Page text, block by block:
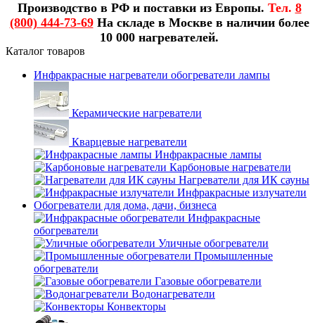
Производство в РФ и поставки из Европы. Тел. 8
(800) 444-73-69На складе в Москве в наличии более
10 000 нагревателей.
Каталог товаров
Инфракрасные нагреватели обогреватели лампы
Керамические нагреватели
Кварцевые нагреватели
Инфракрасные лампы
Карбоновые нагреватели
Нагреватели для ИК сауны
Инфракрасные излучатели
Обогреватели для дома, дачи, бизнеса
Инфракрасные
обогреватели
Уличные обогреватели
Промышленные
обогреватели
Газовые обогреватели
Водонагреватели
Конвекторы